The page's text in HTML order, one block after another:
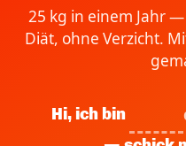
25 kg in einem Jahr
Diät, ohne Verzicht.
Hi, ich bin